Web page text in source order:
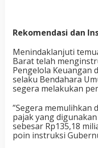
Rekomendasi dan
​Menindaklanjuti
Barat telah
Pengelola Keuangan
selaku Bendahara
segera melakukan
​”Segera memulihkan
pajak yang
sebesar Rp135,18
poin instruksi